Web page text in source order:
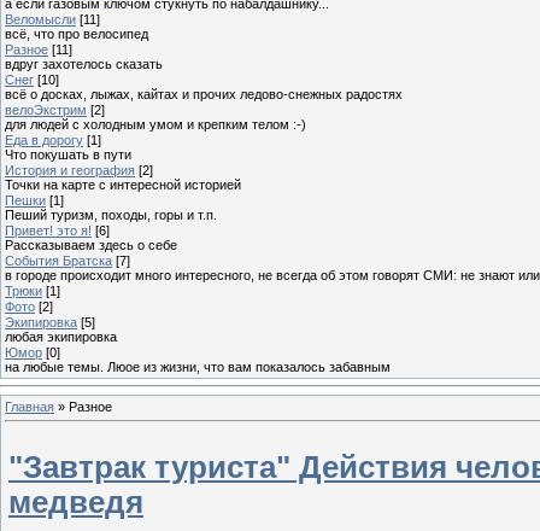
а если газовым ключом стукнуть по набалдашнику...
Веломысли [11]
всё, что про велосипед
Разное [11]
вдруг захотелось сказать
Снег [10]
всё о досках, лыжах, кайтах и прочих ледово-снежных радостях
велоЭкстрим [2]
для людей с холодным умом и крепким телом :-)
Еда в дорогу [1]
Что покушать в пути
История и география [2]
Точки на карте с интересной историей
Пешки [1]
Пеший туризм, походы, горы и т.п.
Привет! это я! [6]
Рассказываем здесь о себе
События Братска [7]
в городе происходит много интересного, не всегда об этом говорят СМИ: не знают
Трюки [1]
Фото [2]
Экипировка [5]
любая экипировка
Юмор [0]
на любые темы. Люое из жизни, что вам показалось забавным
Главная » Разное
"Завтрак туриста" Действия
медведя